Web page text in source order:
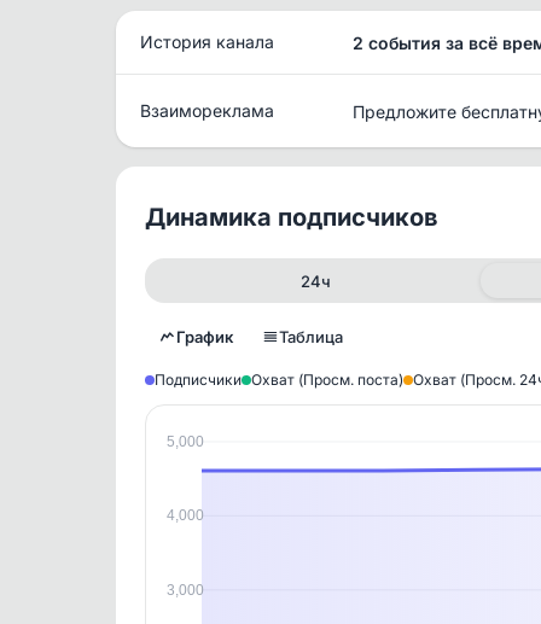
История канала 2 события за всё
Взаимореклама Предложите
Динамика подписчиков
24ч
График Таблица
Подписчики Охват (Просм. поста) Охват (Просм.
5,000
4,000
3,000